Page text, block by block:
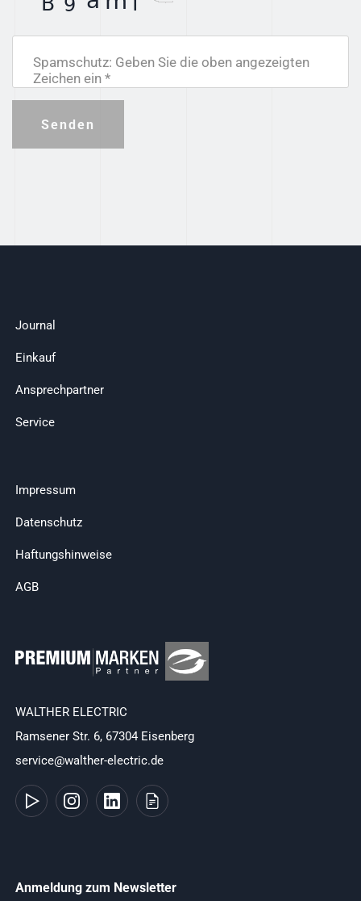
Spamschutz: Geben Sie die oben angezeigten
Zeichen ein *
Senden
Journal
Einkauf
Ansprechpartner
Service
Impressum
Datenschutz
Haftungshinweise
AGB
WALTHER ELECTRIC
Ramsener Str. 6, 67304 Eisenberg
service@walther-electric.de
Anmeldung zum Newsletter